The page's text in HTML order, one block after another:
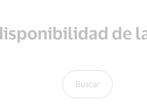
de
Buscar